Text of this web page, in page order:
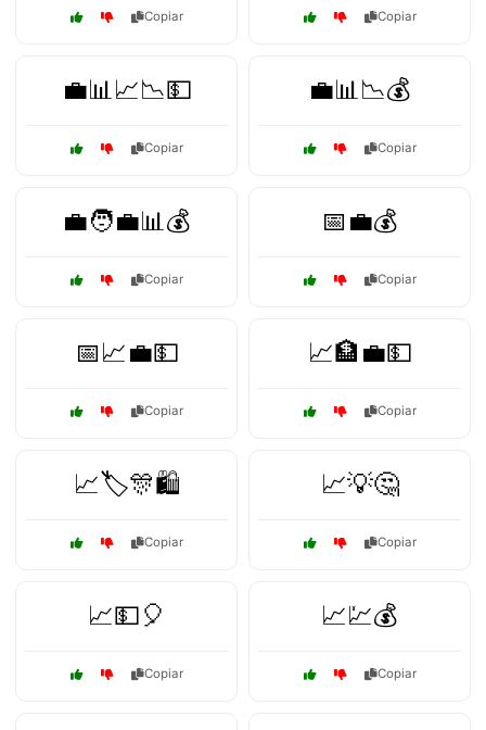
Copiar Copiar
💼📊📈📉💵
Copiar
💼📊📉💰
Copiar
💼🧑‍💼📊💰
Copiar
📅💼💰
Copiar
📅📈💼💵
Copiar
📈🏦💼💵
Copiar
📈🏷️🎊🛍️
Copiar
📈💡🤔
Copiar
📈💵🎈
Copiar
📈💹💰
Copiar